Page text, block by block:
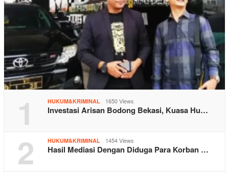
1 HUKUM&KRIMINAL 1650 Views
Investasi Arisan Bodong Bekasi, Kuasa Hu…
2 HUKUM&KRIMINAL 1454 Views
Hasil Mediasi Dengan Diduga Para Korban …